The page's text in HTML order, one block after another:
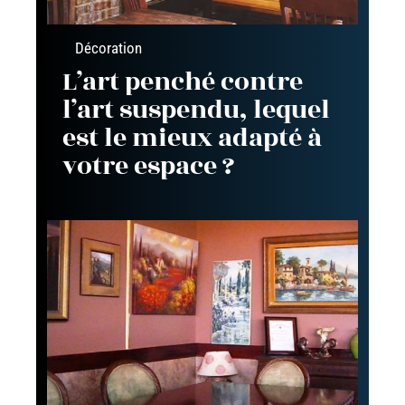
Décoration
L’art penché contre
l’art suspendu, lequel
est le mieux adapté à
votre espace ?